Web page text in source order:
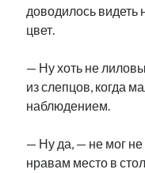
доводилось видеть
цвет.
— Ну хоть не
из слепцов, когда
наблюдением.
— Ну да, — не мог
нравам место в